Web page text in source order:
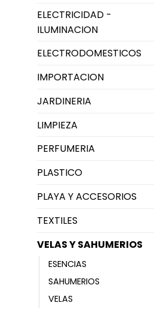
ELECTRICIDAD -
ILUMINACION
ELECTRODOMESTICOS
IMPORTACION
JARDINERIA
LIMPIEZA
PERFUMERIA
PLASTICO
PLAYA Y ACCESORIOS
TEXTILES
VELAS Y SAHUMERIOS
ESENCIAS
SAHUMERIOS
VELAS